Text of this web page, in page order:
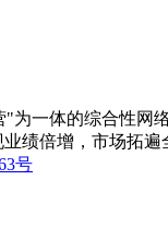
一体的综合性
绩倍增，市场拓遍
号